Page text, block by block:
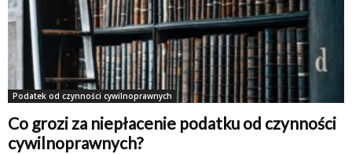
Podatek od czynności cywilnoprawnych
Co grozi za niepłacenie podatku od czynności
cywilnoprawnych?